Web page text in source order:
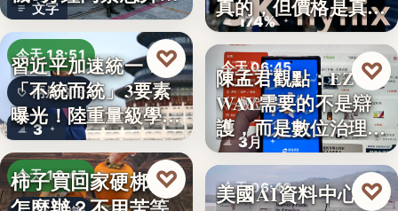
文字
空…
今天 18:51
兩岸政治
3
習近平加速統一？
「不統而統」3要素
曝光！陸重量級學者
朱衛…
♡
今天 18:47
柿子買回家硬梆梆
♡
174%
真的，但價格是真
的…
今天 06:45
數位治理
3月
陳孟君觀點：EZ
WAY需要的不是辯
護，而是數位治理的
升…
♡
今天 06:40
美國AI資料中心建
♡